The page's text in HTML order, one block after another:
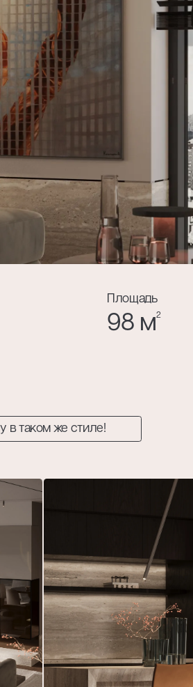
персональных данных в соответствии с
Площадь
98 м2
в таком же стиле!